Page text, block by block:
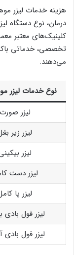
هزینه خدمات لیزر
درمان، نوع دستگاه
کلینیک‌های معتبر
تخصصی، خدماتی
می‌دهند.
نوع خدمات لیزر
لیزر صورت
لیزر زیر
لیزر
لیزر دست
لیزر پا
لیزر فول بادی
لیزر فول بادی